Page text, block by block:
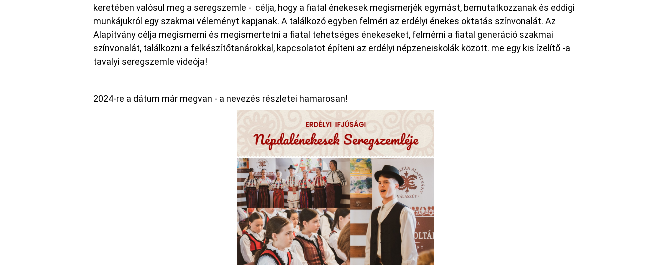
keretében valósul meg a seregszemle - célja, hogy a fiatal énekesek megismerjék egymást, bemutatkozzanak és eddigi
munkájukról egy szakmai véleményt kapjanak. A találkozó egyben felméri az erdélyi énekes oktatás színvonalát. Az
Alapítvány célja megismerni és megismertetni a fiatal tehetséges énekeseket, felmérni a fiatal generáció szakmai
színvonalát, találkozni a felkészítőtanárokkal, kapcsolatot építeni az erdélyi népzeneiskolák között. me egy kis ízelítő -a
tavalyi seregszemle videója!
2024-re a dátum már megvan - a nevezés részletei hamarosan!